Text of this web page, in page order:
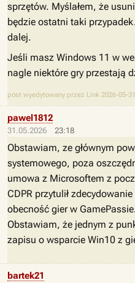
sprzętów. Myślałem, że
będzie ostatni taki
dalej.
Jeśli masz Windows 11 w
nagle niektóre gry przestają
post wyedytowany przez Link 2026-05-
31.05.2026 23:18
pawel1812
Obstawiam, ze głównym
systemowego, poza
umowa z Microsoftem z
CDPR przytulił
obecność gier w
Obstawiam, że jednym z
zapisu o wsparcie Win10 z
bartek21